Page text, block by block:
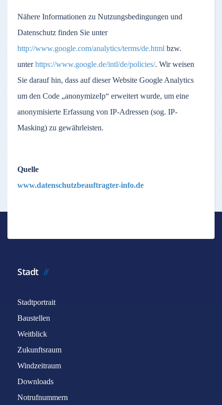
Nähere Informationen zu Nutzungsbedingungen und
Datenschutz finden Sie unter
http://www.google.com/analytics/terms/de.html bzw.
unterhttps://www.google.de/intl/de/policies/. Wir weisen
Sie darauf hin, dass auf dieser Website Google Analytics
um den Code „anonymizeIp“ erweitert wurde, um eine
anonymisierte Erfassung von IP-Adressen (sog. IP-
Masking) zu gewährleisten.
Quelle
www.datenschutzbeauftragter-info.de
Stadt
Stadtportrait
Baustellen
Weitblick
Zukunftsraum
Windzeitraum
Downloads
Notrufnummern